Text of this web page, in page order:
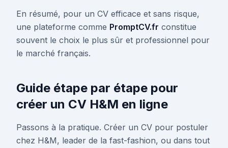
En résumé, pour un CV efficace et sans risque,
une plateforme comme PromptCV.fr constitue
souvent le choix le plus sûr et professionnel pour
le marché français.
Guide étape par étape pour
créer un CV H&M en ligne
Passons à la pratique. Créer un CV pour postuler
chez H&M, leader de la fast-fashion, ou dans tout